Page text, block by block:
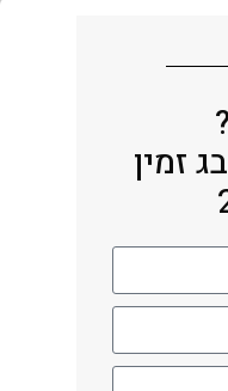
זמין